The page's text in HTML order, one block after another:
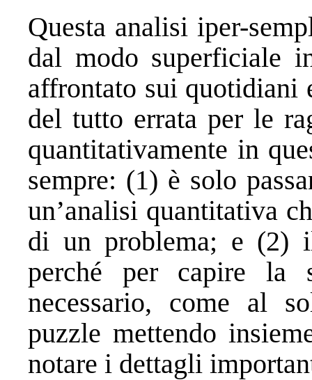
Questa analisi iper-
dal modo superficiale
affrontato sui quotidiani
del tutto errata per le
quantitativamente in
sempre: (1) è solo
un’analisi quantitativa
di un problema; e (2)
perché per capire la
necessario, come al
puzzle mettendo
notare i dettagli